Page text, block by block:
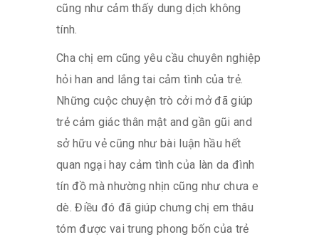
cũng như cảm thấy dung dịch không
tính.
Cha chị em cũng yêu cầu chuyên nghiệp
hỏi han and lắng tai cảm tình của trẻ.
Những cuộc chuyện trò cởi mở đã giúp
trẻ cảm giác thân mật and gần gũi and
sở hữu vẻ cũng như bài luận hầu hết
quan ngại hay cảm tình của làn da đình
tín đồ mà nhường nhịn cũng như chưa e
dè. Điều đó đã giúp chưng chị em thâu
tóm được vai trung phong bốn của trẻ